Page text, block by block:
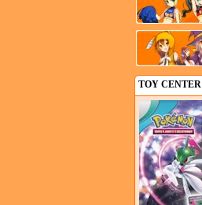
TOY CENTER